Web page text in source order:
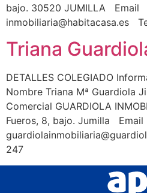
bajo. 30520 JUMILLA Email
inmobiliaria@habitacasa.es
Triana
DETALLES COLEGIADO
Nombre Triana Mª Guardiola
Comercial GUARDIOLA
Fueros, 8, bajo. Jumilla Email
247